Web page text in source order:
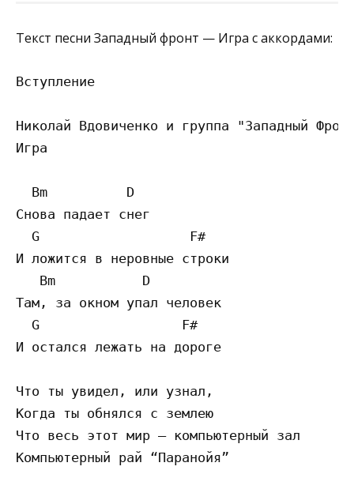
Текст песни Западный фронт — Игра с аккордами:
Вступление
Николай Вдовиченко и группа "Западный
Игра
  Bm          D
Снова падает снег
  G                   F#
И ложится в неровные строки
   Bm           D
Там, за окном упал человек
  G                  F#
И остался лежать на дороге
Что ты увидел, или узнал,
Когда ты обнялся с землею
Что весь этот мир – компьютерный зал
Компьютерный рай “Паранойя”